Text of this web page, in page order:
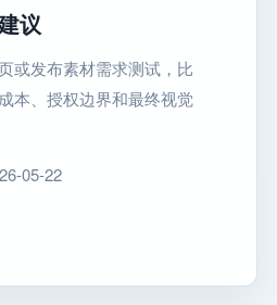
议
或发布素材需求测试，比
本、授权边界和最终视觉
05-22